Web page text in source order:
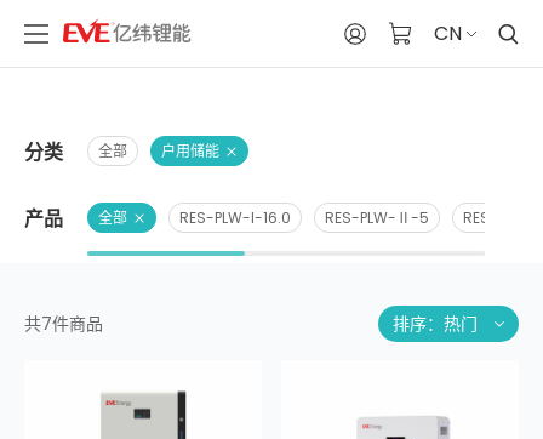
CN
分类 全部 户用储能
产品 全部 RES-PLW-I-16.0 RES-PLW-Ⅱ-5 RES-SLS-
共7件商品 排序：